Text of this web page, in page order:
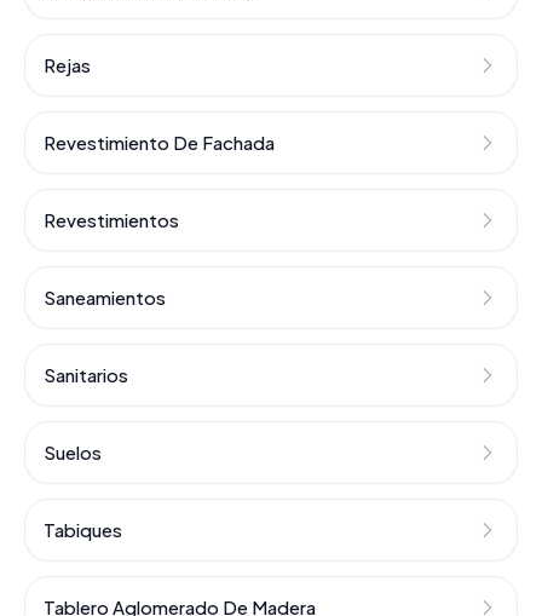
Rejas
Revestimiento De Fachada
Revestimientos
Saneamientos
Sanitarios
Suelos
Tabiques
Tablero Aglomerado De Madera